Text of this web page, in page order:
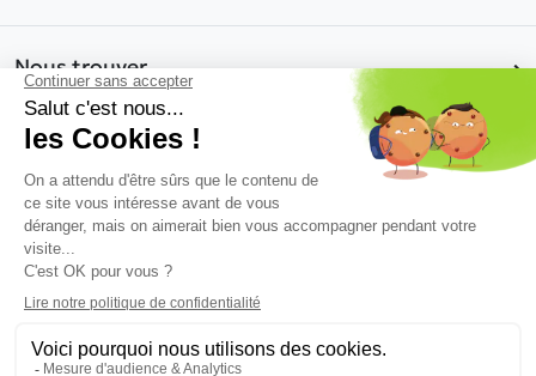
Nous trouver
Nos gammes de produits
Une réponse à tous vos besoins
Nous découvrir
© 2026 Kosymob - Tous droits réservés
Conçu par Business Aptitude